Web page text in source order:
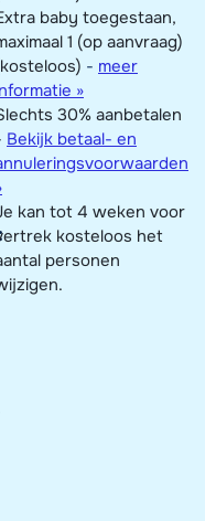
baby toegestaan,
1 (op aanvraag)
- meer
»
30% aanbetalen
Bekijk betaal- en
kan tot 4 weken voor
kosteloos het
personen